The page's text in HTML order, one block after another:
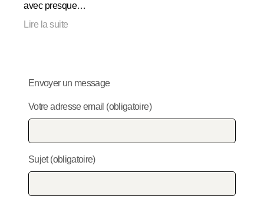
avec presque…
Lire la suite
Envoyer un message
Votre adresse email (obligatoire)
Sujet (obligatoire)